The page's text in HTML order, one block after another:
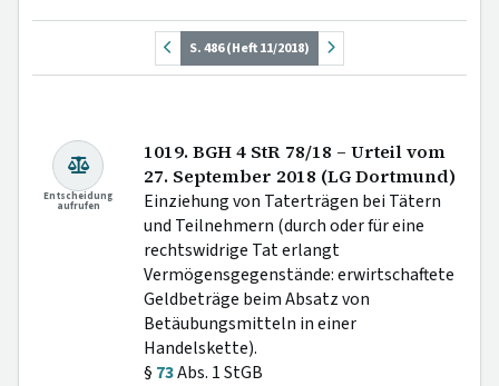
S. 486 (Heft 11/2018)
Entscheidung
aufrufen
1019. BGH 4 StR 78/18 – Urteil vom
27. September 2018 (LG Dortmund)
Einziehung von Taterträgen bei Tätern
und Teilnehmern (durch oder für eine
rechtswidrige Tat erlangt
Vermögensgegenstände: erwirtschaftete
Geldbeträge beim Absatz von
Betäubungsmitteln in einer
Handelskette).
§ 73Abs. 1 StGB